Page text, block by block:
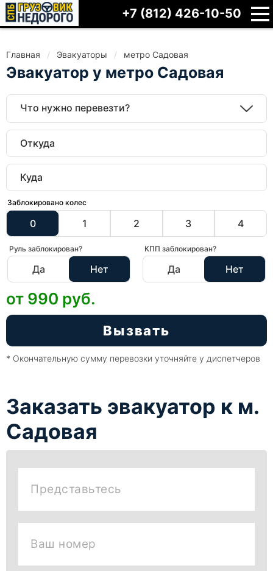
+7 (812) 426-10-50
Главная Эвакуаторы метро Садовая
Эвакуатор у метро Садовая
Что нужно перевезти?
Заблокировано колес
0 1 2 3 4
Руль заблокирован?
Да Нет
КПП заблокирован?
Да Нет
Вызвать
от 990 руб.
* Окончательную сумму перевозки уточняйте у диспетчеров
Заказать эвакуатор к м.
Садовая
Представьтесь
Ваш номер